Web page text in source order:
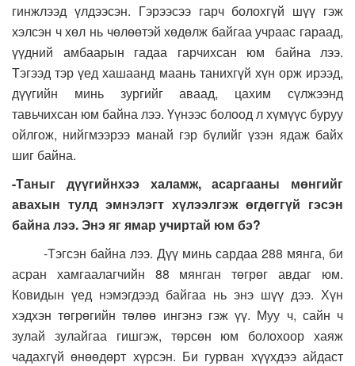
гинжлээд үлдээсэн. Гэрээсээ гарч болохгүй шүү гэж
хэлсэн ч хөл нь чөлөөтэй хөдөлж байгаа учраас гараад,
үүдний амбаарын гадаа гарчихсан юм байна лээ.
Тэгээд тэр үед хашаанд маань танихгүй хүн орж ирээд,
дүүгийн минь зургийг аваад, цахим сүлжээнд
тавьчихсан юм байна лээ. Үүнээс болоод л хүмүүс буруу
ойлгож, нийгмээрээ манай гэр бүлийг үзэн ядаж байх
шиг байна.
-Таныг дүүгийнхээ халамж, асаргааны мөнгийг
авахын тулд эмнэлэгт хүлээлгэж өгдөггүй гэсэн
байна лээ. Энэ яг ямар учиртай юм бэ?
-Тэгсэн байна лээ. Дүү минь сардаа 288 мянга, би
асран хамгаалагчийн 88 мянган төгрөг авдаг юм.
Ковидын үед нэмэгдээд байгаа нь энэ шүү дээ. Хүн
хэдхэн төгрөгийн төлөө ингэнэ гэж үү. Муу ч, сайн ч
зулай зулайгаа гишгэж, төрсөн юм болохоор хаяж
чадахгүй өнөөдөрт хүрсэн. Би гурван хүүхдээ айдаст